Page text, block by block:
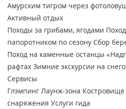
Амурским тигром через
Активный отдых
Походы за грибами, ягодами
папоротником по сезону Сбор
Поход на каменные останцы
рафтах Зимние экскурсии на
Сервисы
Глэмпинг Лаунж-зона Костровище
снаряжения Услуги гида